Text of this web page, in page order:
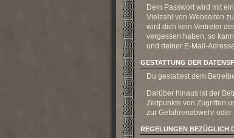
Dein Passwort wird mit
Vielzahl von Webseiten
wird dich kein Vertreter
vergessen haben, so
und deiner E-Mail-
GESTATTUNG DER
Du gestattest dem
Darüber hinaus ist der
Zeitpunkte von Zugriffen
zur Gefahrenabwehr
REGELUNGEN BEZÜGLICH